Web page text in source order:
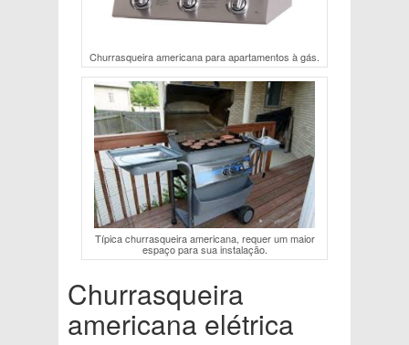
Churrasqueira americana para apartamentos à gás.
Típica churrasqueira americana, requer um maior
espaço para sua instalação.
Churrasqueira
americana elétrica